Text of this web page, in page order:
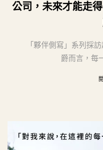
公司，未來才能走
「夥伴側寫」系列採訪
爵而言，每